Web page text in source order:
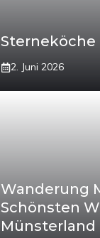
2. Juni 2026
Wanderung
Schönsten
Münsterland